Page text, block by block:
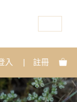
入 註冊